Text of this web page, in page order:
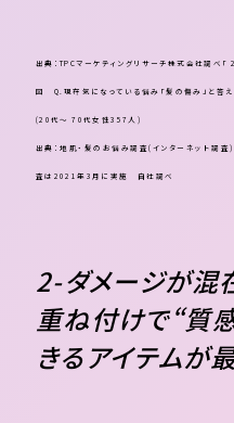
出典：TPCマーケティングリサーチ株式会社調べ
図 Q.現在気になっている悩み「髪の傷み」と
(20代～ 70代女性357人)
出典：地肌・髪のお悩み調査(インターネット
査は2021年3月に実施 自社調べ
2-ダメージが混
重ね付けで“質
きるアイテムが